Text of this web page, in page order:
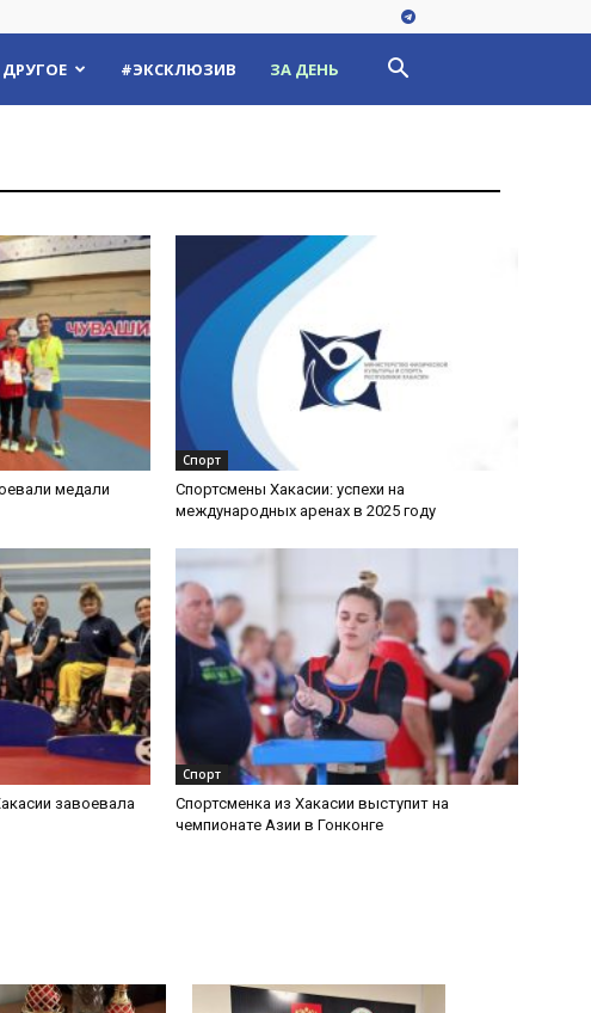
ДРУГОЕ #ЭКСКЛЮЗИВ ЗА ДЕНЬ
медали
Спорт
Спортсмены Хакасии: успехи на
международных аренах в 2025 году
завоевала
Спорт
Спортсменка из Хакасии выступит на
чемпионате Азии в Гонконге